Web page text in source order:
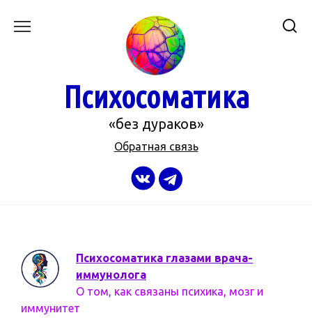
Психосоматика
«без дураков»
Обратная связь
Психосоматика глазами врача-
иммунолога
О том, как связаны психика, мозг и
иммунитет